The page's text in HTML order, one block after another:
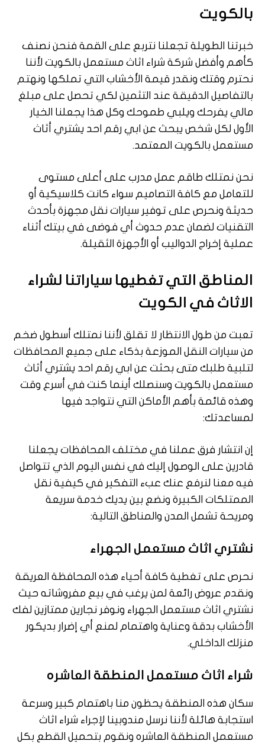
بالكويت
خبرتنا الطويلة تجعلنا نتربع على القمة فنحن نصنف
كأهم وأفضل شركة شراء اثاث مستعمل بالكويت لأننا
نحترم وقتك ونقدر قيمة الأخشاب التي تملكها ونهتم
بالتفاصيل الدقيقة عند التثمين لكي تحصل على مبلغ
مالي يفرحك ويلبي طموحك وكل هذا يجعلنا الخيار
الأول لكل شخص يبحث عن ابي رقم احد يشتري أثاث
مستعمل بالكويت المعتمد.
نحن نمتلك طاقم عمل مدرب على أعلى مستوى
للتعامل مع كافة التصاميم سواء كانت كلاسيكية أو
حديثة ونحرص على توفير سيارات نقل مجهزة بأحدث
التقنيات لضمان عدم حدوث أي فوضى في بيتك أثناء
عملية إخراج الدواليب أو الأجهزة الثقيلة.
المناطق التي تغطيها سياراتنا لشراء
الاثاث في الكويت
تعبت من طول الانتظار لا تقلق لأننا نمتلك أسطول ضخم
من سيارات النقل الموزعة بذكاء على جميع المحافظات
لتلبية طلبك متى بحثت عن ابي رقم احد يشتري أثاث
مستعمل بالكويت وسنصلك أينما كنت في أسرع وقت
وهذه قائمة بأهم الأماكن التي نتواجد فيها
لمساعدتك:
إن انتشار فرق عملنا في مختلف المحافظات يجعلنا
قادرين على الوصول إليك في نفس اليوم الذي تتواصل
فيه معنا لنرفع عنك عبء التفكير في كيفية نقل
الممتلكات الكبيرة ونضع بين يديك خدمة سريعة
ومريحة تشمل المدن والمناطق التالية:
نشتري اثاث مستعمل الجهراء
نحرص على تغطية كافة أحياء هذه المحافظة العريقة
ونقدم عروض رائعة لمن يرغب في بيع مفروشاته حيث
نشتري اثاث مستعمل الجهراء ونوفر نجارين ممتازين لفك
الأخشاب بدقة وعناية واهتمام لمنع أي إضرار بديكور
منزلك الداخلي.
شراء اثاث مستعمل المنطقة العاشره
سكان هذه المنطقة يحظون منا باهتمام كبير وسرعة
استجابة هائلة لأننا نرسل مندوبينا لإجراء شراء اثاث
مستعمل المنطقة العاشره ونقوم بتحميل القطع بكل